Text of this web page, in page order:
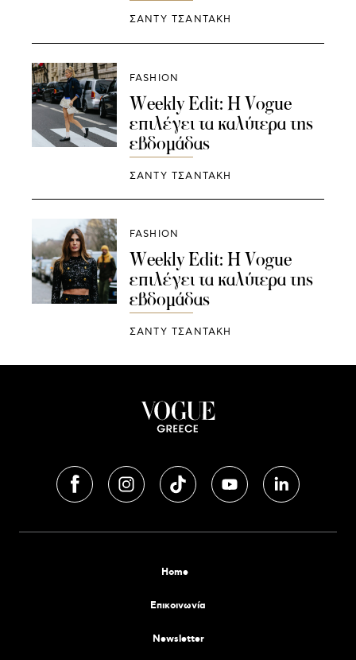
ΣΑΝΤΥ ΤΣΑΝΤΑΚΗ
FASHION
Weekly Edit: Η Vogue
επιλέγει τα καλύτερα της
εβδομάδας
ΣΑΝΤΥ ΤΣΑΝΤΑΚΗ
FASHION
Weekly Edit: Η Vogue
επιλέγει τα καλύτερα της
εβδομάδας
ΣΑΝΤΥ ΤΣΑΝΤΑΚΗ
Home
Επικοινωνία
Newsletter